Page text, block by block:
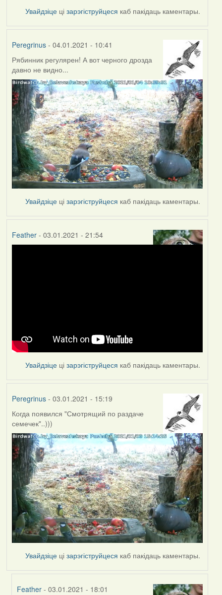
Увайдзіце цізарэгіструйцеся каб пакідаць каментары.
Peregrinus- 04.01.2021 - 10:41
Рябинник регулярен! А вот черного дрозда
давно не видно...
Увайдзіце цізарэгіструйцеся каб пакідаць каментары.
Feather- 03.01.2021 - 21:54
Увайдзіце цізарэгіструйцеся каб пакідаць каментары.
Peregrinus- 03.01.2021 - 15:19
Когда появился "Смотрящий по раздаче
семечек"..)))
Увайдзіце цізарэгіструйцеся каб пакідаць каментары.
Feather - 03.01.2021 - 18:01